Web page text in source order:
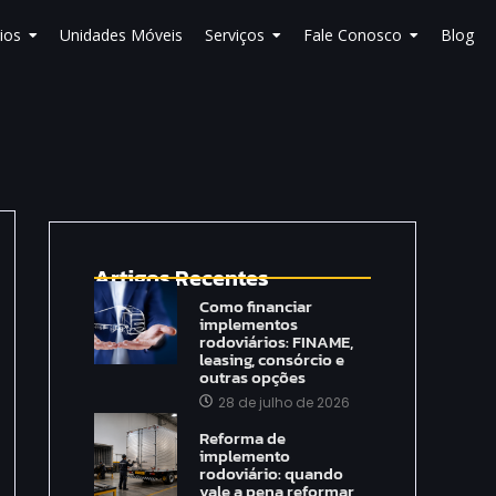
Unidades Móveis Serviços Fale Conosco Blog
Artigos Recentes
Como financiar
implementos
rodoviários: FINAME,
leasing, consórcio e
outras opções
28 de julho de 2026
Reforma de
implemento
rodoviário: quando